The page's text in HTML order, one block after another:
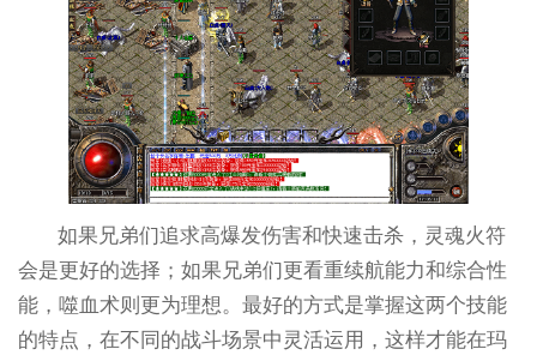
如果兄弟们追求高爆发伤害和快速击杀，灵魂火符
会是更好的选择；如果兄弟们更看重续航能力和综合性
能，噬血术则更为理想。最好的方式是掌握这两个技能
的特点，在不同的战斗场景中灵活运用，这样才能在玛